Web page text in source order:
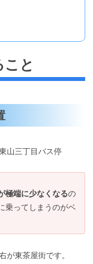
と
山三丁目バス停
極端に少なくなるの
乗ってしまうのがベ
が東茶屋街です。